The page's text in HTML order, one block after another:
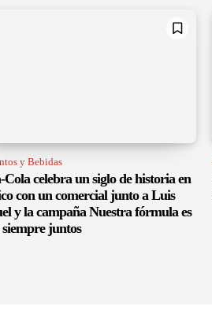
y Bebidas
Cola celebra un siglo de historia en
con un comercial junto a Luis
y la campaña Nuestra fórmula es
siempre juntos